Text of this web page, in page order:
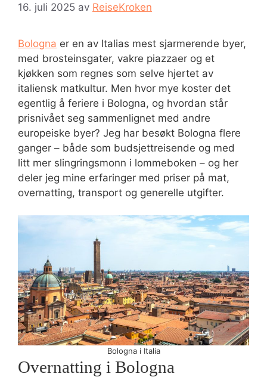
16. juli 2025 av ReiseKroken
Bologna er en av Italias mest sjarmerende byer,
med brosteinsgater, vakre piazzaer og et
kjøkken som regnes som selve hjertet av
italiensk matkultur. Men hvor mye koster det
egentlig å feriere i Bologna, og hvordan står
prisnivået seg sammenlignet med andre
europeiske byer? Jeg har besøkt Bologna flere
ganger – både som budsjettreisende og med
litt mer slingringsmonn i lommeboken – og her
deler jeg mine erfaringer med priser på mat,
overnatting, transport og generelle utgifter.
Bologna i Italia
Overnatting i Bologna